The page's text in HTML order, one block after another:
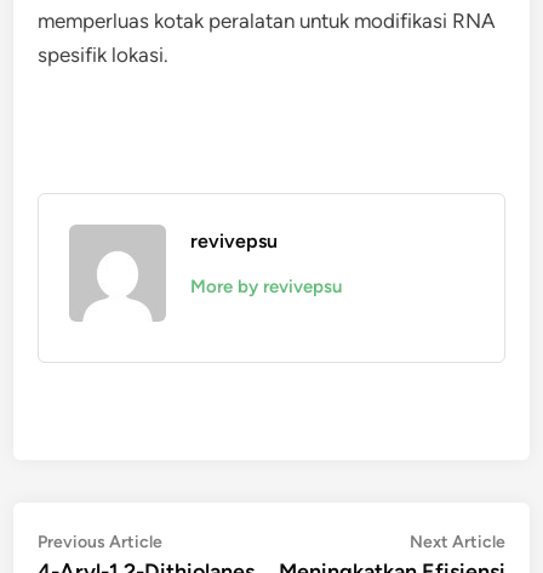
memperluas kotak peralatan untuk modifikasi RNA
spesifik lokasi.
revivepsu
More by revivepsu
Navigasi
Previous ArticlePrevious
article:
Next Article